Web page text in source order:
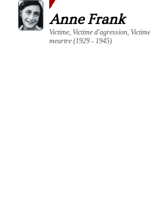
Anne Frank
Victime, Victime d'agression,
meurtre (1929 - 1945)